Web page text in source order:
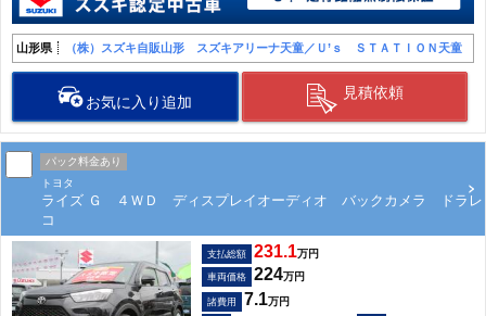
山形県 （株）スズキ自販山形 スズキアリーナ天童／Ｕ’ｓ ＳＴＡＴＩＯＮ天童
お気に入り追加
見積依頼
パック料金あり
トヨタ
ライズ Ｇ ４ＷＤ ディスプレイオーディオ バックカメラ ドラレ
コ
支払総額 231.1万円
車両価格 224万円
諸費用 7.1万円